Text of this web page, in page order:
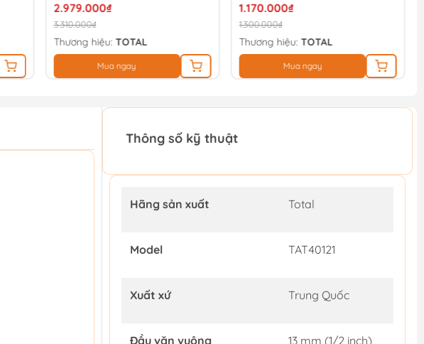
2.979.000₫
3.310.000₫
Thương hiệu: TOTAL
Mua ngay
1.170.000₫
1.300.000₫
Thương hiệu: TOTAL
Mua ngay
Thông số kỹ thuật
Hãng sản xuất Total
Model TAT40121
Xuất xứ Trung Quốc
Đầu vặn vuông 13 mm (1/2 inch)